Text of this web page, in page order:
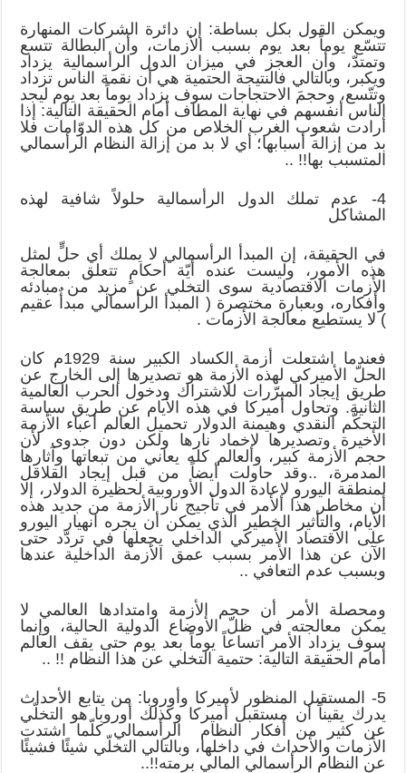
ويمكن القول بكل بساطة: إن دائرة الشركات المنهارة
تتسّع يوماً بعد يوم بسبب الأزمات، وأن البطالة تتسع
وتمتدّ، وأن العجز في ميزان الدول الرأسمالية يزداد
ويكبر، وبالتالي فالنتيجة الحتمية هي أن نقمة الناس تزداد
وتتّسع، وحجمَ الاحتجاجات سوف يزداد يوماً بعد يوم ليجد
الناس أنفسهم في نهاية المطاف أمام الحقيقة التالية: إذا
أرادت شعوب الغرب الخلاص من كل هذه الدوّامات فلا
بد من إزالة أسبابها؛ أي لا بد من إزالة النظام الرأسمالي
المتسبب بها!! ..
4- عدم تملك الدول الرأسمالية حلولاً شافية لهذه
المشاكل
في الحقيقة، إن المبدأ الرأسمالي لا يملك أي حلٍّ لمثل
هذه الأمور، وليست عنده أيّة أحكامٍ تتعلق بمعالجة
الأزمات الاقتصادية سوى التخلي عن مزيد من مبادئه
وأفكاره، وبعبارة مختصرة ( المبدأ الرأسمالي مبدأٌ عقيم
) لا يستطيع معالجة الأزمات .
فعندما اشتعلت أزمة الكساد الكبير سنة 1929م كان
الحلّ الأميركي لهذه الأزمة هو تصديرها إلى الخارج عن
طريق إيجاد المبرّرات للاشتراك ودخول الحرب العالمية
الثانية. وتحاول أميركا في هذه الأيام عن طريق سياسة
التحكّم النقدي وهيمنة الدولار تحميل العالم أعباء الأزمة
الأخيرة وتصديرها لإخماد نارها ولكن دون جدوى لأن
حجم الأزمة كبير، والعالم كله يعاني من تبعاتها وآثارها
المدمرة، ..وقد حاولت أيضاً من قبل إيجاد القلاقل
لمنطقة اليورو لإعادة الدول الأوروبية لحظيرة الدولار، إلا
أن مخاطر هذا الأمر في تأجيج نار الأزمة من جديد هذه
الأيام، والتأثير الخطير الذي يمكن أن يجره انهيار اليورو
على الاقتصاد الأميركي الداخلي يجعلها في تردّد حتى
الآن عن هذا الأمر بسبب عمق الأزمة الداخلية عندها
وبسبب عدم التعافي ..
ومحصلة الأمر أن حجم الأزمة وامتدادها العالمي لا
يمكن معالجته في ظلّ الأوضاع الدولية الحالية، وإنما
سوف يزداد الأمر اتساعاً يوماً بعد يوم حتى يقف العالم
أمام الحقيقة التالية: حتمية التخلي عن هذا النظام !! ..
5- المستقبل المنظور لأميركا وأوروبا: من يتابع الأحداث
يدرك يقيناً أن مستقبل أميركا وكذلك أوروبا هو التخلّي
عن كثير من أفكار النظام الرأسمالي كلّما اشتدت
الأزمات والأحداث في داخلها، وبالتالي التخلّي شيئًا فشيئًا
عن النظام الرأسمالي المالي برمته!!..